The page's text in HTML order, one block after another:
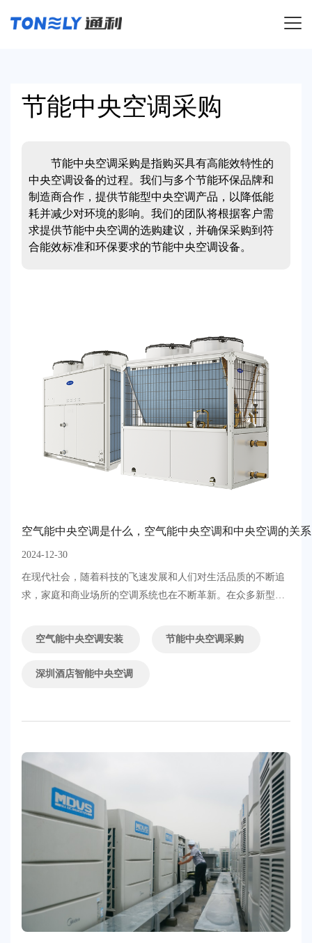
节能中央空调采购
节能中央空调采购是指购买具有高能效特性的
中央空调设备的过程。我们与多个节能环保品牌和
制造商合作，提供节能型中央空调产品，以降低能
耗并减少对环境的影响。我们的团队将根据客户需
求提供节能中央空调的选购建议，并确保采购到符
合能效标准和环保要求的节能中央空调设备。
空气能中央空调是什么，空气能中央空调和中央空调的关系
2024-12-30
在现代社会，随着科技的飞速发展和人们对生活品质的不断追
求，家庭和商业场所的空调系统也在不断革新。在众多新型空
逐渐成为市场的新宠。然而，对于许多人来说，空气能中央空
什么呢？它与传统的中央空调又有什么关系呢？本文将深入探
空气能中央空调安装 节能中央空调采购
深圳酒店智能中央空调